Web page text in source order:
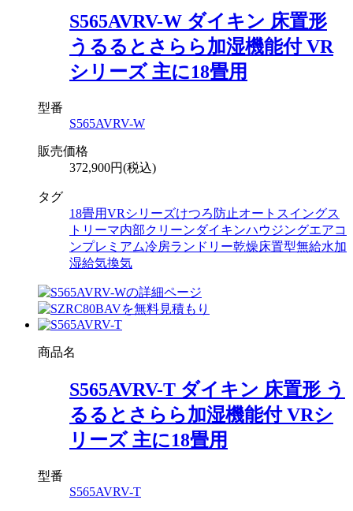
S565AVRV-W ダイキン 床置形
うるるとさらら加湿機能付 VR
シリーズ 主に18畳用
型番
S565AVRV-W
販売価格
372,900円(税込)
タグ
18畳用VRシリーズけつろ防止オートスイングス
トリーマ内部クリーンダイキンハウジングエアコ
ンプレミアム冷房ランドリー乾燥床置型無給水加
湿給気換気
商品名
S565AVRV-T ダイキン 床置形 う
るるとさらら加湿機能付 VRシ
リーズ 主に18畳用
型番
S565AVRV-T